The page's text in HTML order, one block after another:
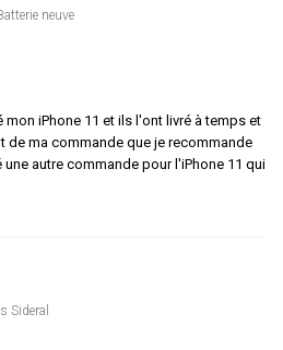
neuve
iPhone 11 et ils l'ont livré à temps et
de ma commande que je recommande
autre commande pour l'iPhone 11 qui
Sideral